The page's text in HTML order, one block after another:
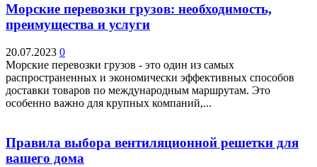
Морские перевозки грузов: необходимость,
преимущества и услуги
20.07.2023 0
Морские перевозки грузов - это один из самых
распространенных и экономически эффективных способов
доставки товаров по международным маршрутам. Это
особенно важно для крупных компаний,...
Правила выбора вентиляционной решетки для
вашего дома